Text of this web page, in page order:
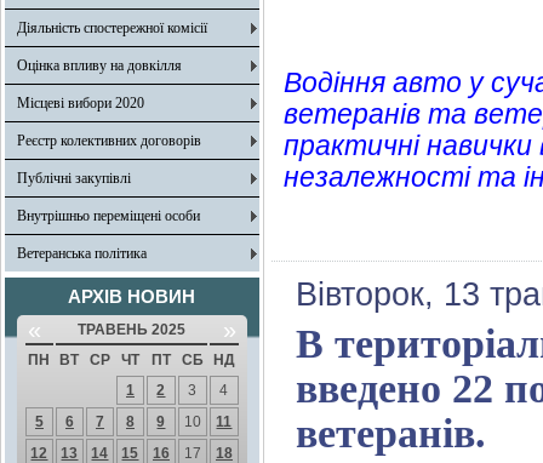
Діяльність спостережної комісії
Оцінка впливу на довкілля
Місцеві вибори 2020
Реєстр колективних договорів
Публічні закупівлі
Внутрішньо переміщені особи
Ветеранська політика
АРХІВ НОВИН
« ТРАВЕНЬ 2025 »
ПН ВТ СР ЧТ ПТ СБ
НД
1
2 3
4
5
6 7 8 9 10
11
12
13 14 15 16 17
18
Водіння авто у
ветеранів та
практичні навички
незалежності та
Вівторок, 13
В
введено 22
ветеранів.